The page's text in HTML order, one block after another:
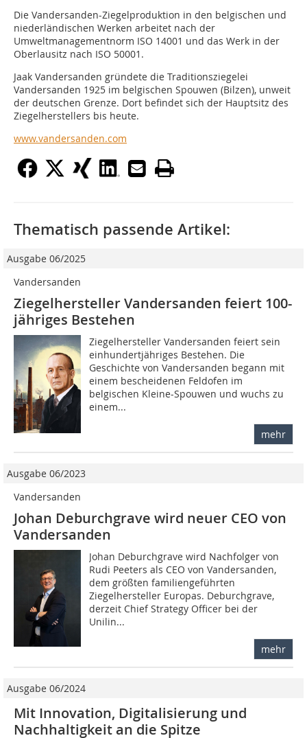
Die Vandersanden-Ziegelproduktion in den belgischen und
niederländischen Werken arbeitet nach der
Umweltmanagementnorm ISO 14001 und das Werk in der
Oberlausitz nach ISO 50001.
Jaak Vandersanden gründete die Traditionsziegelei
Vandersanden 1925 im belgischen Spouwen (Bilzen), unweit
der deutschen Grenze. Dort befindet sich der Hauptsitz des
Ziegelherstellers bis heute.
www.vandersanden.com
Thematisch passende Artikel:
Ausgabe 06/2025
Vandersanden
Ziegelhersteller Vandersanden feiert 100-
jähriges Bestehen
Ziegelhersteller Vandersanden feiert sein
einhundertjähriges Bestehen. Die
Geschichte von Vandersanden begann mit
einem bescheidenen Feldofen im
belgischen Kleine-Spouwen und wuchs zu
einem...
mehr
Ausgabe 06/2023
Vandersanden
Johan Deburchgrave wird neuer CEO von
Vandersanden
Johan Deburchgrave wird Nachfolger von
Rudi Peeters als CEO von Vandersanden,
dem größten familiengeführten
Ziegelhersteller Europas. Deburchgrave,
derzeit Chief Strategy Officer bei der
Unilin...
mehr
Ausgabe 06/2024
Mit Innovation, Digitalisierung und
Nachhaltigkeit an die Spitze